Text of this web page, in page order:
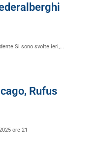
Si sono svolte ieri,...
Rufus
ore 21